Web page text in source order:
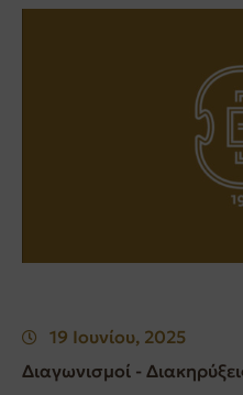
19 Ιουνίου, 2025
Διαγωνισμοί -